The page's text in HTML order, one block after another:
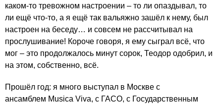
каком-то тревожном настроении – то ли опаздывал, то
ли ещё что-то, а я ещё так вальяжно зашёл к нему, был
настроен на беседу… и совсем не рассчитывал на
прослушивание! Короче говоря, я ему сыграл всё, что
мог – это продолжалось минут сорок, Теодор одобрил, и
на этом, собственно, всё.
Прошёл год: я много выступал в Москве с
ансамблем Musica Viva, с ГАСО, с Государственным